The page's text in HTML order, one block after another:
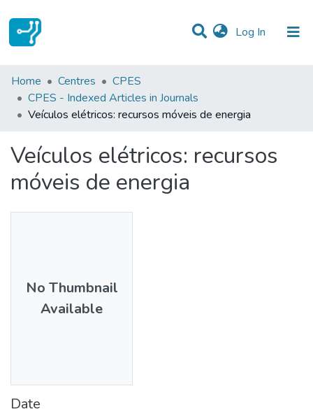
Log In (current)
Statistics
Communities & Collections
Home Centres
CPES
CPES - Indexed Articles in Journals
Veículos elétricos: recursos móveis de energia
Veículos elétricos: recursos
móveis de energia
No Thumbnail
Available
Date